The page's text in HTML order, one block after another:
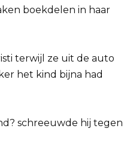
boekdelen in haar
terwijl ze uit de auto
het kind bijna had
schreeuwde hij tegen